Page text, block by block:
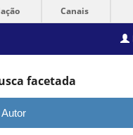
Canais
facetada
Autor